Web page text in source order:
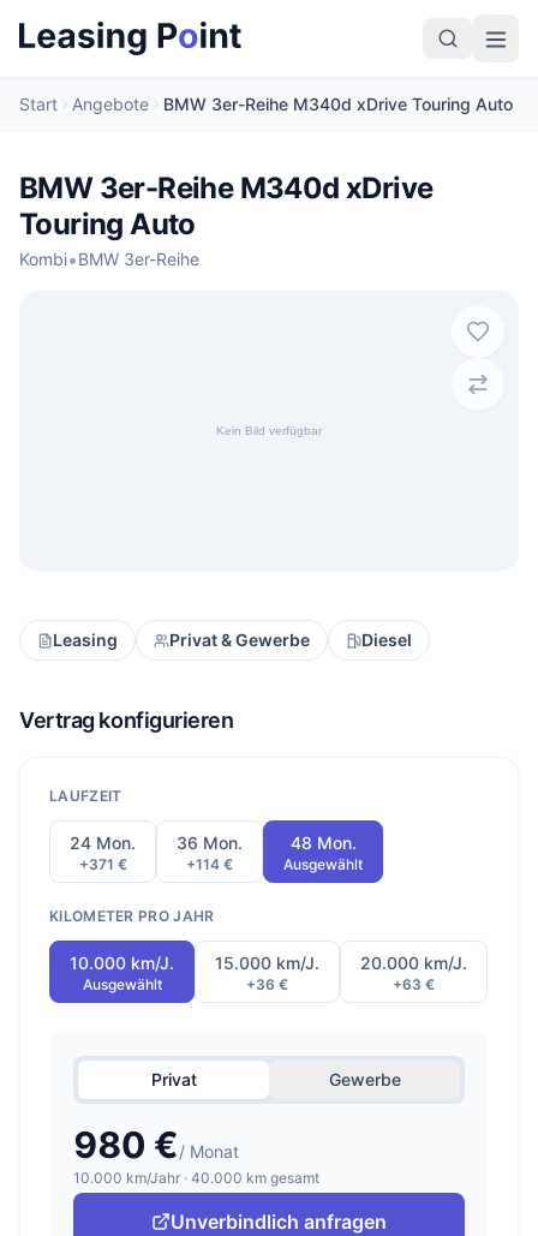
Start Angebote BMW 3er-Reihe M340d xDrive Touring Auto
BMW 3er-Reihe M340d xDrive
Touring Auto
Kombi•BMW 3er-Reihe
Leasing Privat & Gewerbe Diesel
Vertrag konfigurieren
LAUFZEIT
24 Mon.
+371 €
36 Mon.
+114 €
48 Mon.
Ausgewählt
KILOMETER PRO JAHR
10.000 km/J.
Ausgewählt
15.000 km/J.
+36 €
20.000 km/J.
+63 €
Privat Gewerbe
980 €/ Monat
10.000 km/Jahr · 40.000 km gesamt
Unverbindlich anfragen